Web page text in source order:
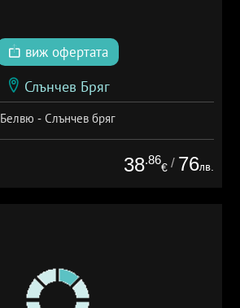
виж офертата
Слънчев Бряг
Белвю - Слънчев бряг
38.86
€ / 76лв.